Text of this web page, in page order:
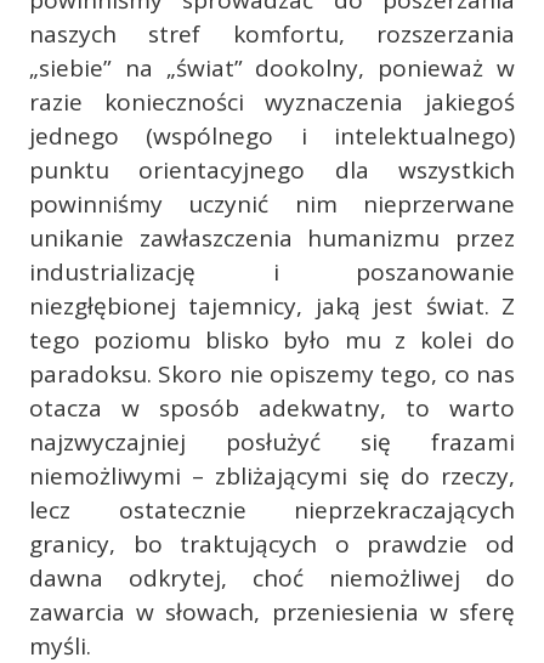
naszych stref komfortu, rozszerzania
„siebie” na „świat” dookolny, ponieważ w
razie konieczności wyznaczenia jakiegoś
jednego (wspólnego i intelektualnego)
punktu orientacyjnego dla wszystkich
powinniśmy uczynić nim nieprzerwane
unikanie zawłaszczenia humanizmu przez
industrializację i poszanowanie
niezgłębionej tajemnicy, jaką jest świat. Z
tego poziomu blisko było mu z kolei do
paradoksu. Skoro nie opiszemy tego, co nas
otacza w sposób adekwatny, to warto
najzwyczajniej posłużyć się frazami
niemożliwymi – zbliżającymi się do rzeczy,
lecz ostatecznie nieprzekraczających
granicy, bo traktujących o prawdzie od
dawna odkrytej, choć niemożliwej do
zawarcia w słowach, przeniesienia w sferę
myśli.